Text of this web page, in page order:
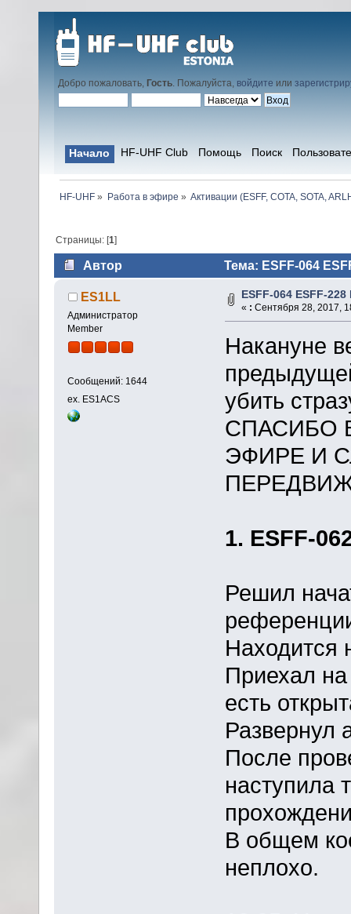
Добро пожаловать, Гость. Пожалуйста, войдите или
Начало HF-UHF Club Помощь Поиск
HF-UHF» Работа в эфире » Активации (ESFF, COTA, SOTA,
Страницы: [1]
Автор Тема: ESFF-064
ES1LL
Администратор
Member
Сообщений: 1644
ex. ES1ACS
ESFF-064 ESFF-228
« : Сентября 28, 2017,
Накануне
убить
СПАСИБО
ЭФИРЕ И
1. ESFF-
Решил
Находится
Приехал
есть
Развернул
После
наступила
В общем
неплохо.